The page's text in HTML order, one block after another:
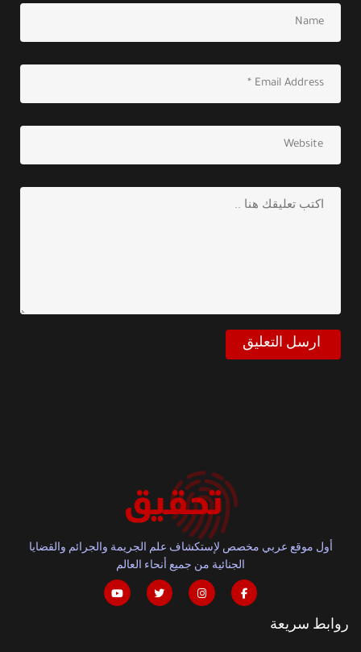
أول موقع عربي مخصص لإستكشاف علم الجريمة والجرائم والقضايا
الجنائية من جميع أنحاء العالم
روابط سريعة